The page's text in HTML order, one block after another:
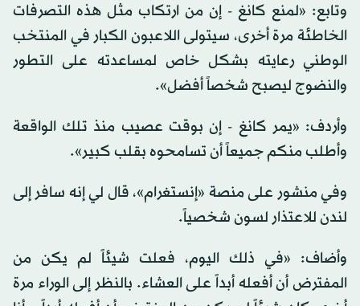
وتابع: «لمنع كانغ - إن من ارتكاب مثل هذه التصرفات
الخاطئة مرة أخرى، سيتولى اللاعبون الكبار في المنتخب
الوطني رعايته بشكل خاص لمساعدته على التطور
والنضوج ليصبح شخصاً أفضل».
وأردف: «يمر كانغ - إن بوقت عصيب منذ تلك الواقعة
وأطلب منكم جميعاً أن تسامحوه بقلب كبير».
وفي منشور على منصة «إنستغرام»، قال لي إنه سافر إلى
لندن للاعتذار لسون شخصياً.
وأضاف: «في ذلك اليوم، فعلت شيئاً لم يكن من
المفترض أن أفعله أبداً على العشاء. بالنظر إلى الوراء مرة